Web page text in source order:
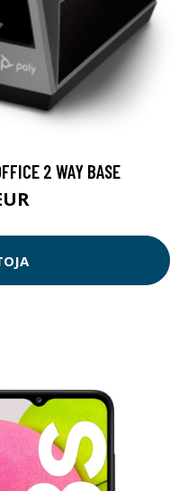
2 WAY BASE